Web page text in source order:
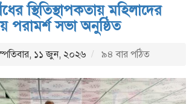
স্থিতিস্থাপকতায় মহিলাদের
পরামর্শ সভা অনুষ্ঠিত
১১ জুন, ২০২৬ ৯৪ বার পঠিত